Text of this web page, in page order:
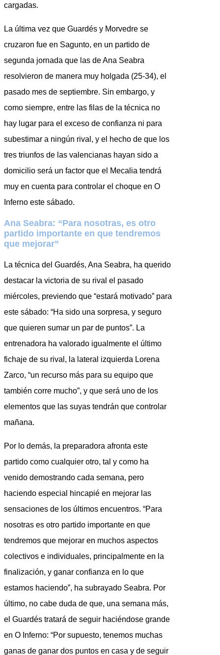
cargadas.
La última vez que Guardés y Morvedre se
cruzaron fue en Sagunto, en un partido de
segunda jornada que las de Ana Seabra
resolvieron de manera muy holgada (25-34), el
pasado mes de septiembre. Sin embargo, y
como siempre, entre las filas de la técnica no
hay lugar para el exceso de confianza ni para
subestimar a ningún rival, y el hecho de que los
tres triunfos de las valencianas hayan sido a
domicilio será un factor que el Mecalia tendrá
muy en cuenta para controlar el choque en O
Inferno este sábado.
Ana Seabra: “Para nosotras, es otro
partido importante en que tendremos
que mejorar”
La técnica del Guardés, Ana Seabra, ha querido
destacar la victoria de su rival el pasado
miércoles, previendo que “estará motivado” para
este sábado: “Ha sido una sorpresa, y seguro
que quieren sumar un par de puntos”. La
entrenadora ha valorado igualmente el último
fichaje de su rival, la lateral izquierda Lorena
Zarco, “un recurso más para su equipo que
también corre mucho”, y que será uno de los
elementos que las suyas tendrán que controlar
mañana.
Por lo demás, la preparadora afronta este
partido como cualquier otro, tal y como ha
venido demostrando cada semana, pero
haciendo especial hincapié en mejorar las
sensaciones de los últimos encuentros. “Para
nosotras es otro partido importante en que
tendremos que mejorar en muchos aspectos
colectivos e individuales, principalmente en la
finalización, y ganar confianza en lo que
estamos haciendo”, ha subrayado Seabra. Por
último, no cabe duda de que, una semana más,
el Guardés tratará de seguir haciéndose grande
en O Inferno: “Por supuesto, tenemos muchas
ganas de ganar dos puntos en casa y de seguir